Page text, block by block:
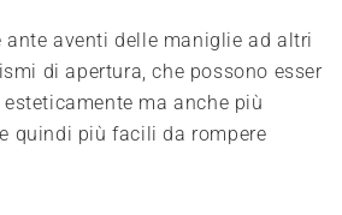
ante aventi delle maniglie ad altri
di apertura, che possono esser
ma anche più
quindi più facili da rompere